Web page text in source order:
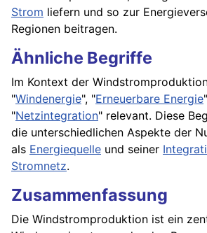
Strom liefern und so zur
Regionen beitragen.
Ähnliche Begriffe
Im Kontext der
"Windenergie", "Erneuerbare Energie
"Netzintegration" relevant. Diese
die unterschiedlichen Aspekte der
als Energiequelle und seiner
Stromnetz.
Zusammenfassung
Die Windstromproduktion ist ein